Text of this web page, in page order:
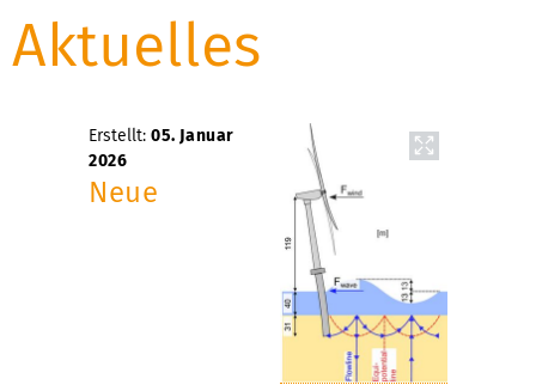
Aktuelles
Erstellt: 05. Januar
2026
Neue